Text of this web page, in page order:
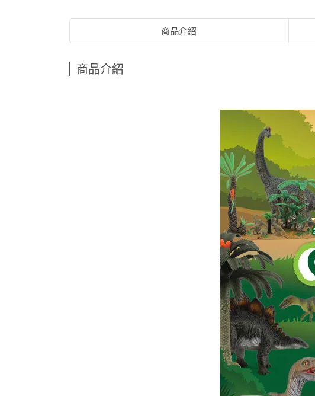
商品介紹
商品介紹